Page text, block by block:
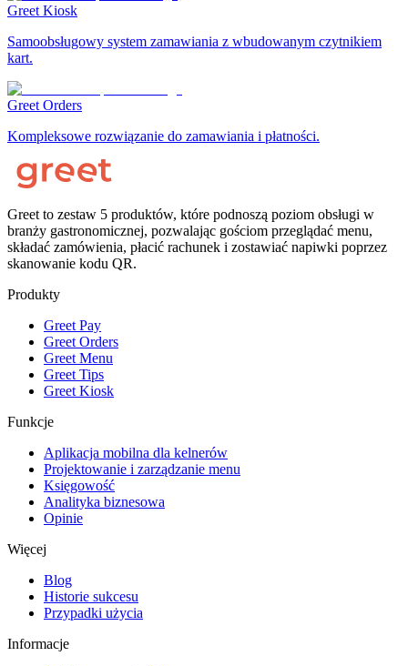
Greet Kiosk
Samoobsługowy system zamawiania z wbudowanym czytnikiem
kart.
Greet Orders
Kompleksowe rozwiązanie do zamawiania i płatności.
Greet to zestaw 5 produktów, które podnoszą poziom obsługi w
branży gastronomicznej, pozwalając gościom przeglądać menu,
składać zamówienia, płacić rachunek i zostawiać napiwki poprzez
skanowanie kodu QR.
Produkty
Greet Pay
Greet Orders
Greet Menu
Greet Tips
Greet Kiosk
Funkcje
Aplikacja mobilna dla kelnerów
Projektowanie i zarządzanie menu
Księgowość
Analityka biznesowa
Opinie
Więcej
Blog
Historie sukcesu
Przypadki użycia
Informacje